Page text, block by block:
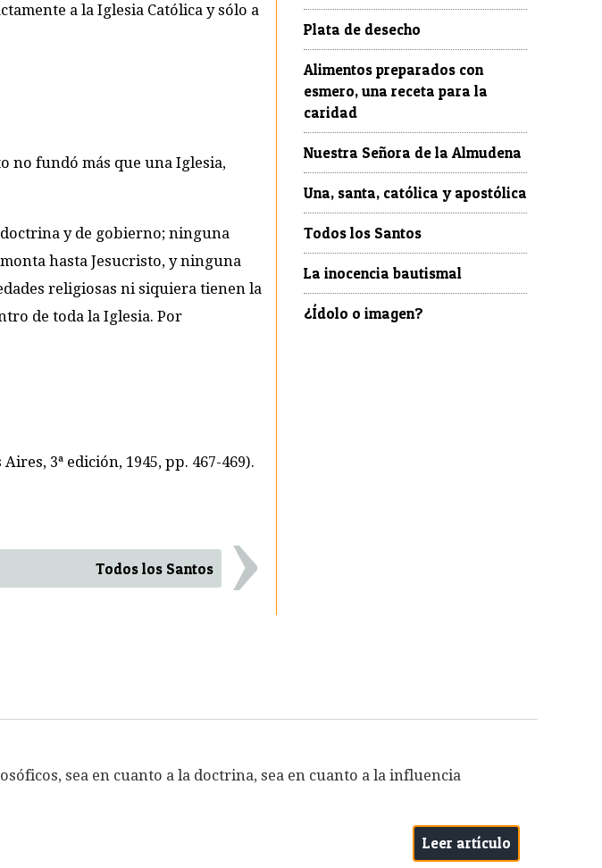
a la Iglesia Católica y sólo a
no fundó más que una Iglesia,
doctrina y de gobierno; ninguna
hasta Jesucristo, y ninguna
religiosas ni siquiera tienen la
de toda la Iglesia. Por
3ª edición, 1945, pp. 467-469).
Todos los Santos ›
Plata de desecho
Alimentos preparados con
esmero, una receta para la
caridad
Nuestra Señora de la Almudena
Una, santa, católica y apostólica
Todos los Santos
La inocencia bautismal
¿Ídolo o imagen?
sea en cuanto a la doctrina, sea en cuanto a la influencia
Leer artículo